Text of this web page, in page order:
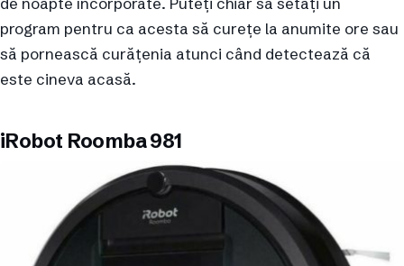
program pentru ca acesta să curețe la anumite ore sau
să pornească curățenia atunci când detectează că
este cineva acasă.
iRobot Roomba 981